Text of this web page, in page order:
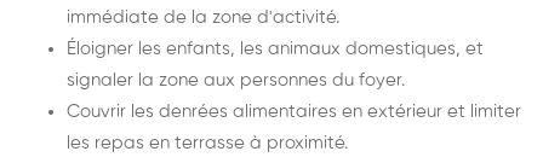
immédiate de la zone d'activité.
Éloigner les enfants, les animaux domestiques, et
signaler la zone aux personnes du foyer.
Couvrir les denrées alimentaires en extérieur et limiter
les repas en terrasse à proximité.